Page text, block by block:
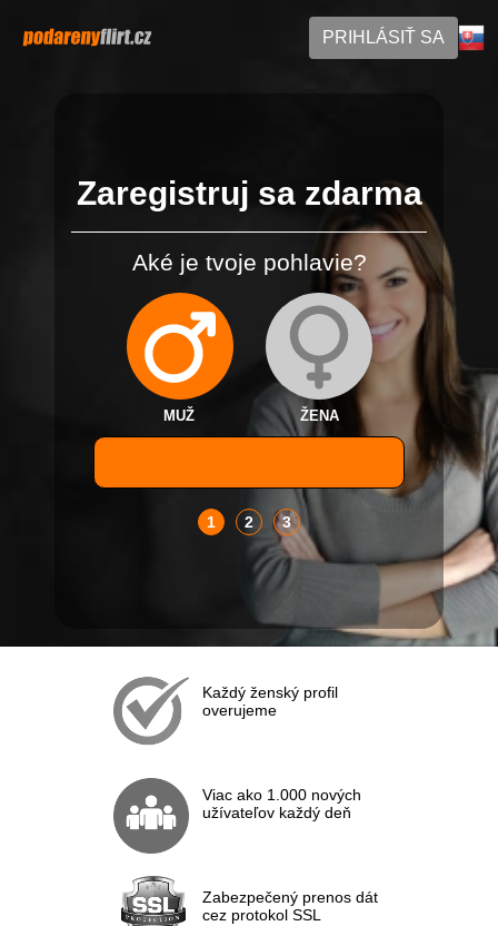
PRIHLÁSIŤ SA
Zaregistruj sa zdarma
Aké je tvoje pohlavie?
MUŽ ŽENA
1 2 3
Každý ženský profil
overujeme
Viac ako 1.000 nových
užívateľov každý deň
Zabezpečený prenos dát
cez protokol SSL